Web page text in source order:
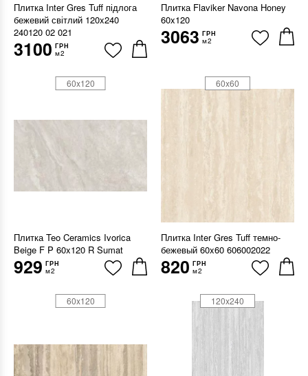
Плитка Inter Gres Tuff підлога
бежевий світлий 120x240
240120 02 021
3100 ГРН
м2
Плитка Flaviker Navona Honey
60x120
3063 ГРН
м2
Плитка Teo Ceramics Ivorica
Beige F P 60x120 R Sumat
929 ГРН
м2
60x120
Плитка Inter Gres Tuff темно-
бежевый 60x60 606002022
820 ГРН
м2
60x60
60x120 120x240